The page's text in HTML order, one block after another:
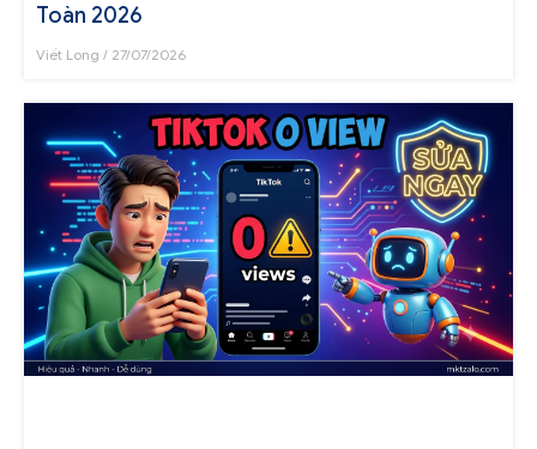
Toàn 2026
Viết Long 27/07/2026